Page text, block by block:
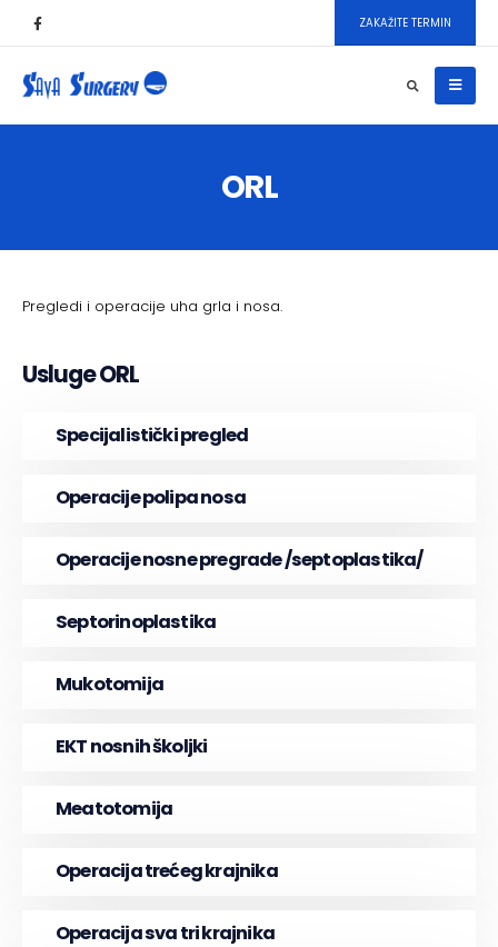
ZAKAŽITE TERMIN
ORL
Pregledi i operacije uha grla i nosa.
Usluge ORL
Specijalistički pregled
Operacije polipa nosa
Operacije nosne pregrade /septoplastika/
Septorinoplastika
Mukotomija
EKT nosnih školjki
Meatotomija
Operacija trećeg krajnika
Operacija sva tri krajnika